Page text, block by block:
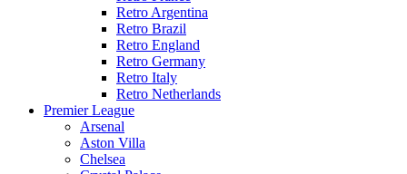
Retro Argentina
Retro Brazil
Retro England
Retro Germany
Retro Italy
Retro Netherlands
Premier League
Arsenal
Aston Villa
Chelsea